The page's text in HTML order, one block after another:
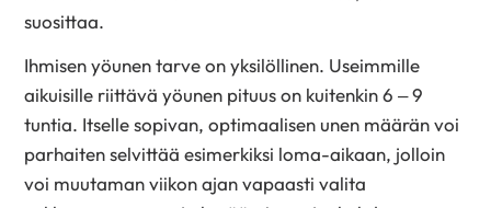
suosittaa.
Ihmisen yöunen tarve on yksilöllinen. Useimmille
aikuisille riittävä yöunen pituus on kuitenkin 6 – 9
tuntia. Itselle sopivan, optimaalisen unen määrän voi
parhaiten selvittää esimerkiksi loma-aikaan, jolloin
voi muutaman viikon ajan vapaasti valita